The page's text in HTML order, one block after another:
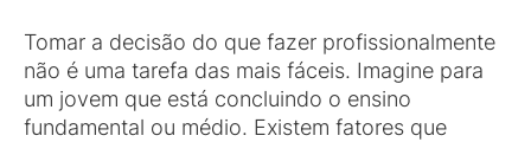
Tomar a decisão do que fazer profissionalmente
não é uma tarefa das mais fáceis. Imagine para
um jovem que está concluindo o ensino
fundamental ou médio. Existem fatores que